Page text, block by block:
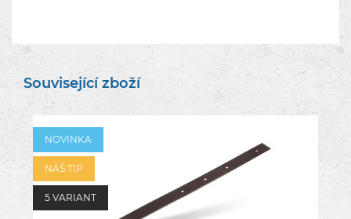
Související zboží
NOVINKA
NÁŠ TIP
5 VARIANT